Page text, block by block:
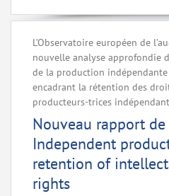
L’Observatoire européen de
nouvelle analyse approfondie
de la production
encadrant la rétention des
producteurs-trices
Nouveau rapport
Independent
retention of
rights